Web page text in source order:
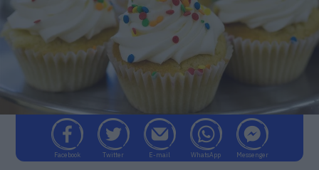
Facebook Twitter E-mail WhatsApp Messenger